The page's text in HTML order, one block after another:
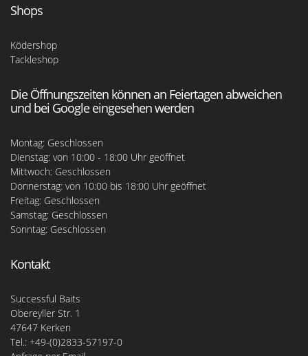
Shops
Ködershop
Tackleshop
Die Öffnungszeiten können an Feiertagen abweichen
und bei Google eingesehen werden
Montag: Geschlossen
Dienstag: von 10:00 - 18:00 Uhr geöffnet
Mittwoch: Geschlossen
Donnerstag: von 10:00 bis 18:00 Uhr geöffnet
Freitag: Geschlossen
Samstag: Geschlossen
Sonntag: Geschlossen
Kontakt
Successful Baits
Obereyller Str. 1
47647 Kerken
Tel.: +49-(0)2833-57197-0